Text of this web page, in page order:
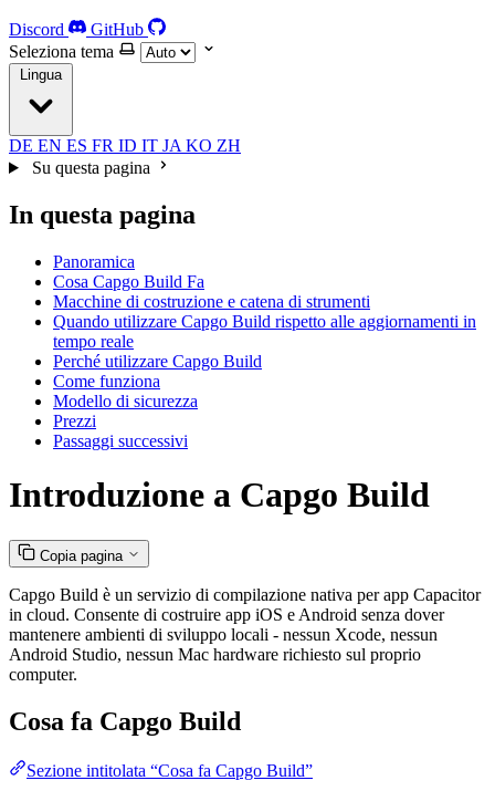
Discord
GitHub
Seleziona tema
Lingua
DE EN ES FR ID IT JA KO ZH
Su questa pagina
In questa pagina
Panoramica
Cosa Capgo Build Fa
Macchine di costruzione e catena di strumenti
Quando utilizzare Capgo Build rispetto alle aggiornamenti in
tempo reale
Perché utilizzare Capgo Build
Come funziona
Modello di sicurezza
Prezzi
Passaggi successivi
Introduzione a Capgo Build
Copia pagina
Capgo Build è un servizio di compilazione nativa per app Capacitor
in cloud. Consente di costruire app iOS e Android senza dover
mantenere ambienti di sviluppo locali - nessun Xcode, nessun
Android Studio, nessun Mac hardware richiesto sul proprio
computer.
Cosa fa Capgo Build
Sezione intitolata “Cosa fa Capgo Build”